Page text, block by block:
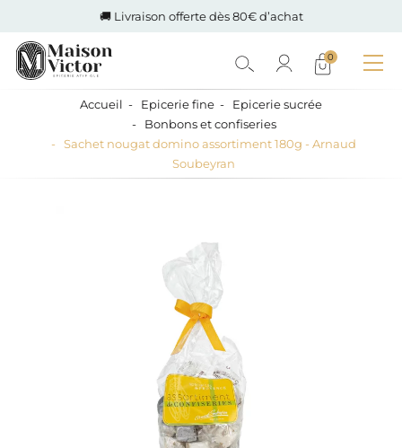
🚚 Livraison offerte dès 80€ d’achat
0
Accueil Epicerie fine
Epicerie sucrée
Bonbons et confiseries
Sachet nougat domino assortiment 180g - Arnaud
Soubeyran